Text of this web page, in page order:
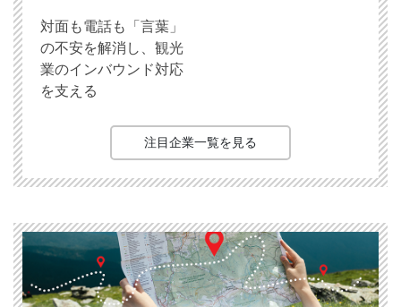
対面も電話も「言葉」
の不安を解消し、観光
業のインバウンド対応
を支える
注目企業一覧を見る